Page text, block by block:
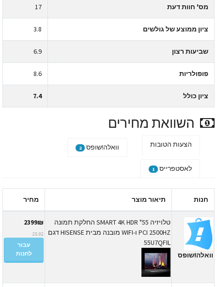
מס' חוות דעת 17
ציון ממוצע של גולשים 3.8
שביעות רצון 6.9
פופולריות 8.6
ציון כולל 7.4
השוואת מחירים
הצעות הטובות וואלה!שופס 2
לאסטפרייס 1
חנות תיאור מוצר מחיר
טלויזיה 55" SMART 4K HDR החלקת תמונה
PCI 2500HZ ו-WIFI מובנה מבית HISENSE דגם
55U7QFIL
2399₪
25.02
עבור
לחנות